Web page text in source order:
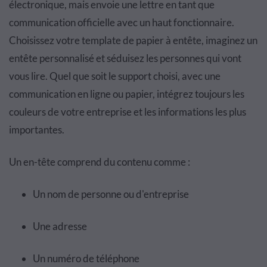
électronique, mais envoie une lettre en tant que
communication officielle avec un haut fonctionnaire.
Choisissez votre template de papier à entête, imaginez un
entête personnalisé et séduisez les personnes qui vont
vous lire. Quel que soit le support choisi, avec une
communication en ligne ou papier, intégrez toujours les
couleurs de votre entreprise et les informations les plus
importantes.
Un en-tête comprend du contenu comme :
Un nom de personne ou d'entreprise
Une adresse
Un numéro de téléphone